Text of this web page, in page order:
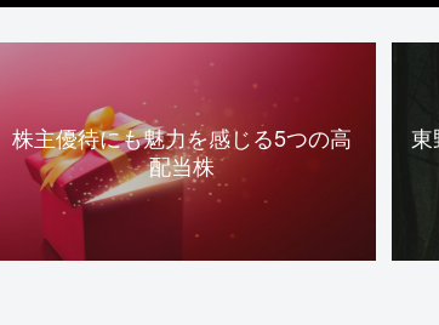
株主優待にも魅力を感じる5つの高
配当株
東